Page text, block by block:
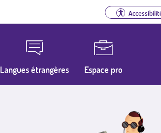
Langues étrangères Espace pro